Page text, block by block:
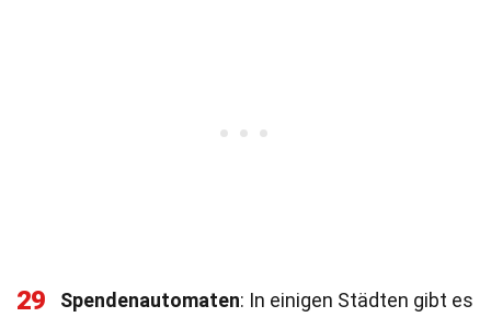
29 Spendenautomaten: In einigen Städten gibt es